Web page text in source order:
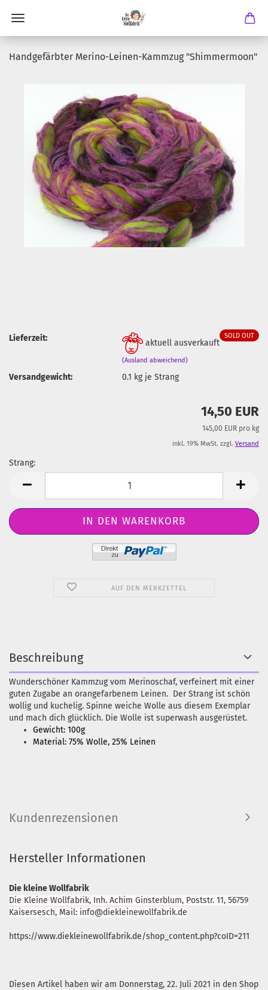
Handgefärbter Merino-Leinen-Kammzug "Shimmermoon"
SOLD OUT
Lieferzeit: aktuell ausverkauft
(Ausland abweichend)
Versandgewicht: 0.1 kg je Strang
14,50 EUR
145,00 EUR pro kg
inkl. 19% MwSt. zzgl. Versand
Strang:
AUF DEN MERKZETTEL
Beschreibung
Wunderschöner Kammzug vom Merinoschaf, verfeinert mit einer
guten Zugabe an orangefarbenem Leinen. Der Strang ist schön
wollig und kuchelig. Spinne weiche Wolle aus diesem Exemplar
und mach dich glücklich. Die Wolle ist superwash ausgerüstet.
Gewicht: 100g
Material: 75% Wolle, 25% Leinen
Kundenrezensionen
Hersteller Informationen
Die kleine Wollfabrik
Die Kleine Wollfabrik, Inh. Achim Ginsterblum, Poststr. 11, 56759
Kaisersesch, Mail: info@diekleinewollfabrik.de
https://www.diekleinewollfabrik.de/shop_content.php?coID=211
Diesen Artikel haben wir am Donnerstag, 22. Juli 2021 in den Shop